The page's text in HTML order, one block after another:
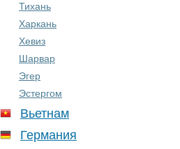
Тихань
Харкань
Хевиз
Шарвар
Эгер
Эстергом
Вьетнам
Германия